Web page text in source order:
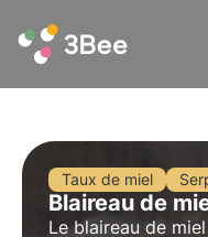
Taux de miel
Blaireau de
Le blaireau de